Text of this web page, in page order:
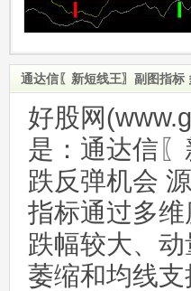
通达信〖新短线王〗副图指标
好股网
是：通达信
跌反弹机会
指标通过多
跌幅较大、
萎缩和均线